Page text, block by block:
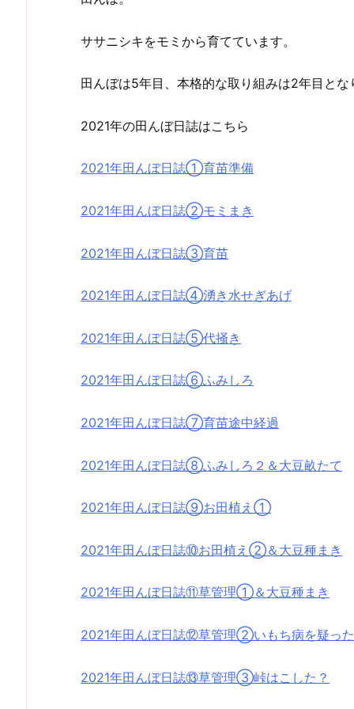
ササニシキをモミから育てています。
田んぼは5年目、本格的な取り組みは2年目とな
2021年の田んぼ日誌はこちら
2021年田んぼ日誌①育苗準備
2021年田んぼ日誌②モミまき
2021年田んぼ日誌③育苗
2021年田んぼ日誌④湧き水せぎあげ
2021年田んぼ日誌⑤代掻き
2021年田んぼ日誌⑥ふみしろ
2021年田んぼ日誌⑦育苗途中経過
2021年田んぼ日誌⑧ふみしろ２＆大豆畝たて
2021年田んぼ日誌⑨お田植え①
2021年田んぼ日誌⑩お田植え②＆大豆種まき
2021年田んぼ日誌⑪草管理①＆大豆種まき
2021年田んぼ日誌⑫草管理②いもち病を疑った
2021年田んぼ日誌⑬草管理③峠はこした？